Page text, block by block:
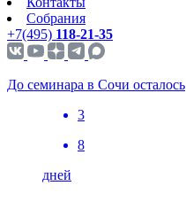
Собрания
+7(495) 118-21-35
До семинара в Сочи осталось
3
8
дней